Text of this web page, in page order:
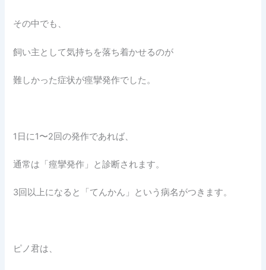
その中でも、
飼い主として気持ちを落ち着かせるのが
難しかった症状が痙攣発作でした。
1日に1〜2回の発作であれば、
通常は「痙攣発作」と診断されます。
3回以上になると「てんかん」という病名がつきます。
ピノ君は、